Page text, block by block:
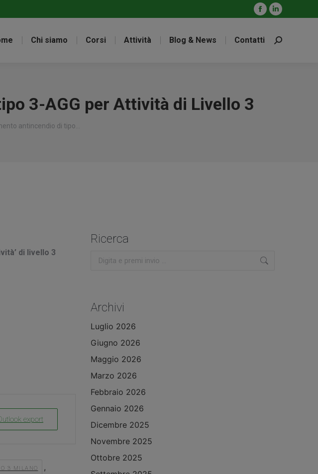
Facebook
opens
Linkedin
opens
Chi siamo Corsi Attività Blog & News Contatti Cerca:
3-AGG per Attività di Livello 3
antincendio di tipo…
di livello 3
export
3 MILANO ,
Ricerca
Cerca:
Archivi
Luglio 2026
Giugno 2026
Maggio 2026
Marzo 2026
Febbraio 2026
Gennaio 2026
Dicembre 2025
Novembre 2025
Ottobre 2025